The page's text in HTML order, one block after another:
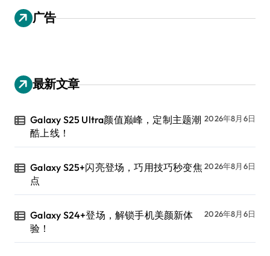
广告
最新文章
Galaxy S25 Ultra颜值巅峰，定制主题潮
酷上线！
2026年8月6日
Galaxy S25+闪亮登场，巧用技巧秒变焦
点
2026年8月6日
Galaxy S24+登场，解锁手机美颜新体
验！
2026年8月6日